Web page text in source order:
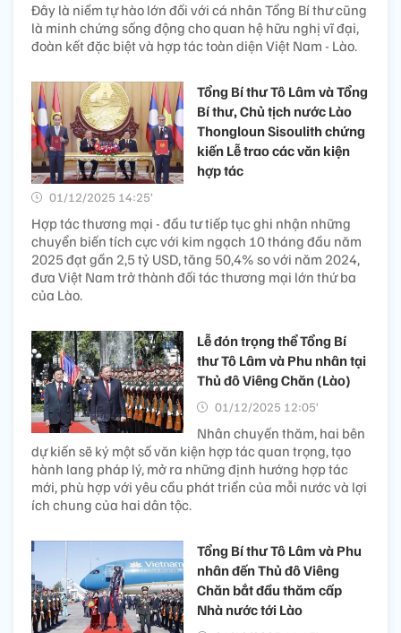
Đây là niềm tự hào lớn đối với cá nhân Tổng Bí thư cũng
là minh chứng sống động cho quan hệ hữu nghị vĩ đại,
đoàn kết đặc biệt và hợp tác toàn diện Việt Nam - Lào.
Tổng Bí thư Tô Lâm và Tổng
Bí thư, Chủ tịch nước Lào
Thongloun Sisoulith chứng
kiến Lễ trao các văn kiện
hợp tác
01/12/2025 14:25’
Hợp tác thương mại - đầu tư tiếp tục ghi nhận những
chuyển biến tích cực với kim ngạch 10 tháng đầu năm
2025 đạt gần 2,5 tỷ USD, tăng 50,4% so với năm 2024,
đưa Việt Nam trở thành đối tác thương mại lớn thứ ba
của Lào.
Lễ đón trọng thể Tổng Bí
thư Tô Lâm và Phu nhân tại
Thủ đô Viêng Chăn (Lào)
01/12/2025 12:05’
Nhân chuyến thăm, hai bên
dự kiến sẽ ký một số văn kiện hợp tác quan trọng, tạo
hành lang pháp lý, mở ra những định hướng hợp tác
mới, phù hợp với yêu cầu phát triển của mỗi nước và lợi
ích chung của hai dân tộc.
Tổng Bí thư Tô Lâm và Phu
nhân đến Thủ đô Viêng
Chăn bắt đầu thăm cấp
Nhà nước tới Lào